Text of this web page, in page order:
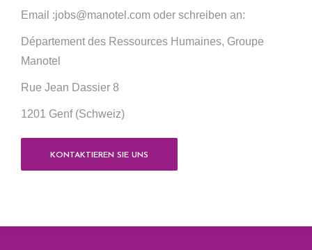
Email :jobs@manotel.com oder schreiben an:
Département des Ressources Humaines, Groupe
Manotel
Rue Jean Dassier 8
1201 Genf (Schweiz)
KONTAKTIEREN SIE UNS